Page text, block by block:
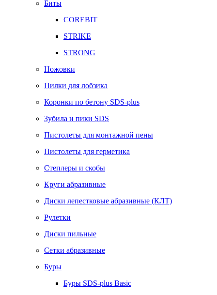
Биты
COREBIT
STRIKE
STRONG
Ножовки
Пилки для лобзика
Коронки по бетону SDS-plus
Зубила и пики SDS
Пистолеты для монтажной пены
Пистолеты для герметика
Степлеры и скобы
Круги абразивные
Диски лепестковые абразивные (КЛТ)
Рулетки
Диски пильные
Сетки абразивные
Буры
Буры SDS-plus Basic